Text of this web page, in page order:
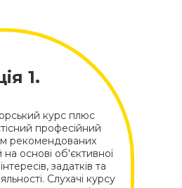
1.
курс плюс
професійний
рекомендованих
основі об'єктивної
задатків та
Слухачі курсу